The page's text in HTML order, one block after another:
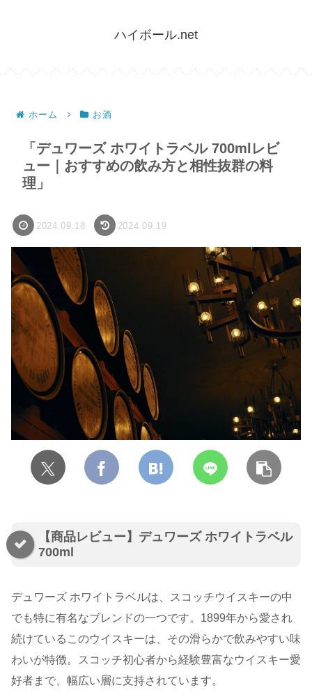
ハイボール.net
ホーム お酒
「デュワーズ ホワイトラベル 700mlレビ
ュー｜おすすめの飲み方と相性抜群の料
理」
2024.09.18 2024.09.19
【商品レビュー】デュワーズ ホワイトラベル
700ml
デュワーズ ホワイトラベルは、スコッチウイスキーの中
でも特に有名なブレンドの一つです。1899年から愛され
続けているこのウイスキーは、その滑らかで飲みやすい味
わいが特徴。スコッチ初心者から経験豊富なウイスキー愛
好者まで、幅広い層に支持されています。